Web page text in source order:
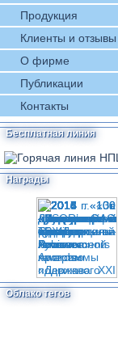
Продукция
Клиенты и отзывы
О фирме
Публикации
Контакты
Бесплатная линия
Награды
Облако тегов